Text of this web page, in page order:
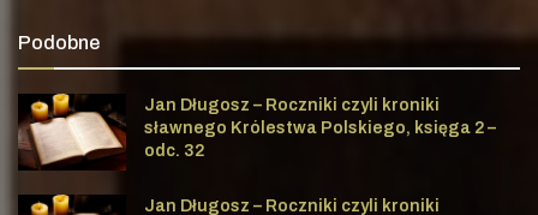
Podobne
Jan Długosz – Roczniki czyli kroniki
sławnego Królestwa Polskiego, księga 2 –
odc. 32
Jan Długosz – Roczniki czyli kroniki